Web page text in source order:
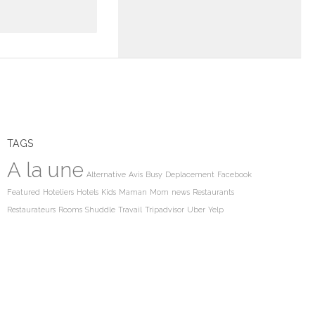
TAGS
A la une Alternative Avis Busy Deplacement Facebook
Featured Hoteliers Hotels Kids Maman Mom news Restaurants
Restaurateurs Rooms Shuddle Travail Tripadvisor Uber Yelp